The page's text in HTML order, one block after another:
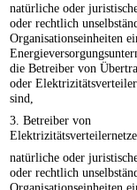
natürliche oder
oder rechtlich
Organisationseinheiten
die Betreiber von
oder
sind,
3. Betreiber von
natürliche oder
oder rechtlich